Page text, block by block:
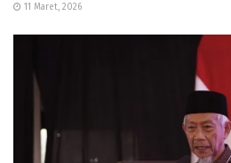
11 Maret, 2026